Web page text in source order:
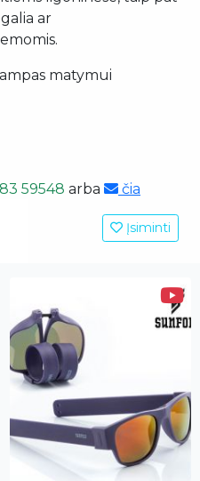
ar
matymui
59548 arba čia
Įsiminti